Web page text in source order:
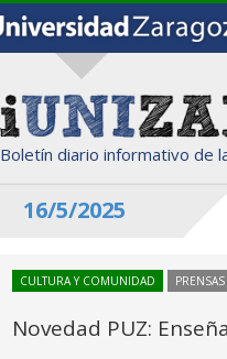
Boletín diario informativo de
16/5/2025
CULTURA Y COMUNIDAD
Novedad PUZ: